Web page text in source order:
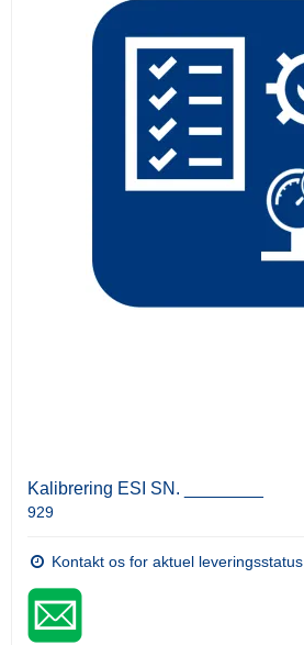
Kalibrering ESI SN. ________
929
Kontakt os for aktuel leveringsstatus